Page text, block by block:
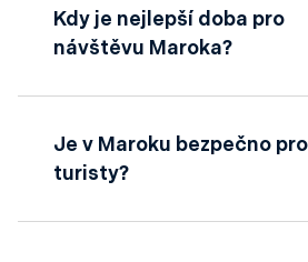
turistický pobyt v Maroku do
Stačí platný cestovní pas s
Kdy je nejlepší doba pro
návštěvu Maroka?
(březen–květen) a podzim
jsou teploty příjemné a
poznávání měst, tak pro
Je v Maroku bezpečno pro
turisty?